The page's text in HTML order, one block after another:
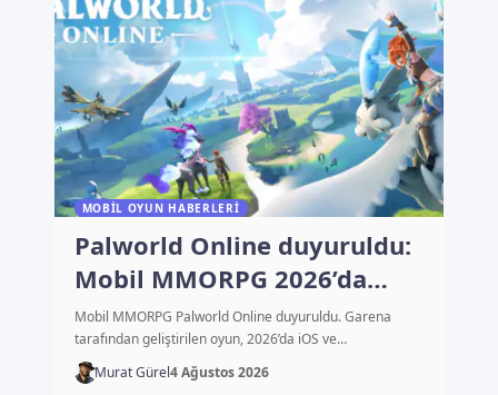
MOBIL OYUN HABERLERI
Palworld Online duyuruldu:
Mobil MMORPG 2026’da
çıkacak
Mobil MMORPG Palworld Online duyuruldu. Garena
tarafından geliştirilen oyun, 2026’da iOS ve…
Murat Gürel4 Ağustos 2026